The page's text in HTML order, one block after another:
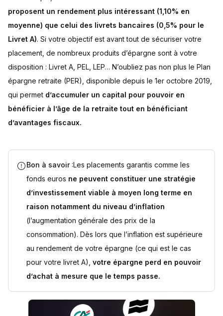
proposent un rendement plus intéressant (1,10% en
moyenne) que celui des livrets bancaires (0,5% pour le
Livret A). Si votre objectif est avant tout de sécuriser votre
placement, de nombreux produits d’épargne sont à votre
disposition : Livret A, PEL, LEP… N’oubliez pas non plus le Plan
épargne retraite (PER), disponible depuis le 1er octobre 2019,
qui permet d’accumuler un capital pour pouvoir en
bénéficier à l’âge de la retraite tout en bénéficiant
d’avantages fiscaux.
Bon à savoir :Les placements garantis comme les
fonds euros ne peuvent constituer une stratégie
d’investissement viable à moyen long terme en
raison notamment du niveau d’inflation
(l’augmentation générale des prix de la
consommation). Dès lors que l’inflation est supérieure
au rendement de votre épargne (ce qui est le cas
pour votre livret A), votre épargne perd en pouvoir
d’achat à mesure que le temps passe.